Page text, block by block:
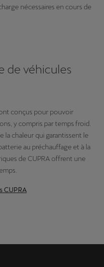
nécessaires en cours de
de véhicules
conçus pour pouvoir
y compris par temps froid.
la chaleur qui garantissent le
au préchauffage et à la
de CUPRA offrent une
CUPRA